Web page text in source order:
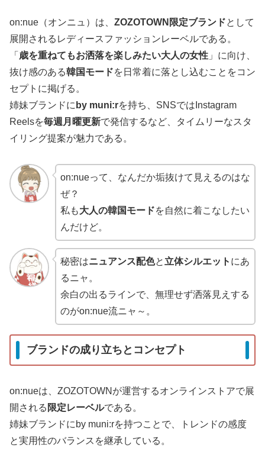
on:nue（オンニュ）は、 ZOZOTOWN限定ブランドとして
展開されるレディースファッションレーベルである。
「 歳を重ねてもお洒落を楽しみたい大人の女性 」に向け、
抜け感のある韓国モードを日常着に落とし込むことをコン
セプトに掲げる。
姉妹ブランドに by muni:rを持ち、SNSではInstagram
Reelsを毎週月曜更新で発信するなど、タイムリーなスタ
イリング提案が魅力である。
on:nueって、なんだか垢抜けて見えるのはな
ぜ？
私も大人の韓国モードを自然に着こなしたい
んだけど。
秘密はニュアンス配色と 立体シルエット にあ
るニャ。
余白の出るラインで、無理せず洒落見えする
のがon:nue流ニャ～。
ブランドの成り立ちとコンセプト
on:nueは、ZOZOTOWNが運営するオンラインストアで展
開される 限定レーベルである。
姉妹ブランドにby muni:rを持つことで、トレンドの感度
と実用性のバランスを継承している。